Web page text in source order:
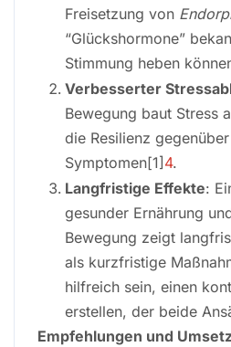
Freisetzung von
“Glückshormone”
Stimmung heben
Verbesserter
Bewegung baut Stress
die Resilienz
Symptomen[1] 4.
Langfristige Effekte:
gesunder Ernährung
Bewegung zeigt
als kurzfristige
hilfreich sein, einen
erstellen, der beide
Empfehlungen und